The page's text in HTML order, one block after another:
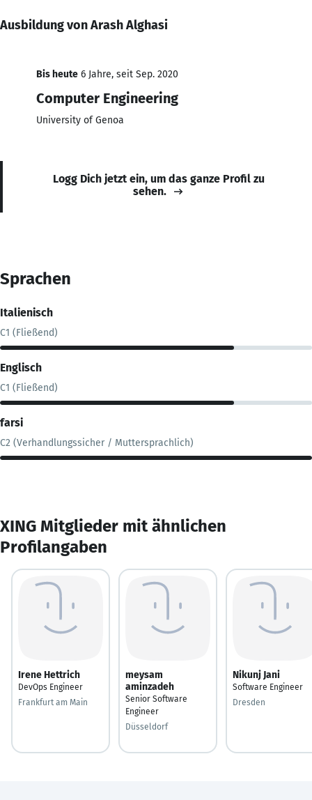
Ausbildung von Arash Alghasi
Bis heute 6 Jahre, seit Sep. 2020
Computer Engineering
University of Genoa
Logg Dich jetzt ein, um das ganze Profil zu
sehen.
Sprachen
Italienisch
C1 (Fließend)
Englisch
C1 (Fließend)
farsi
C2 (Verhandlungssicher / Muttersprachlich)
XING Mitglieder mit ähnlichen
Profilangaben
Irene Hettrich
DevOps Engineer
Frankfurt am Main
meysam
aminzadeh
Senior Software
Engineer
Düsseldorf
Nikunj Jani
Software Engineer
Dresden